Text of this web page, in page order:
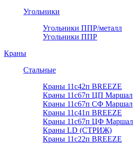
Угольники
Угольники ППР/металл
Угольники ППР
Краны
Стальные
Краны 11с42п BREEZE
Краны 11с67п ЦП Маршал
Краны 11с67п СФ Маршал
Краны 11с41п BREEZE
Краны 11с67п ЦФ Маршал
Краны LD (СТРИЖ)
Краны 11с22п BREEZE